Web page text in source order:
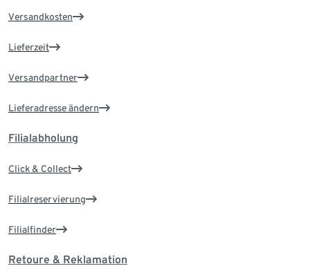
Versandkosten
Lieferzeit
Versandpartner
Lieferadresse ändern
Filialabholung
Click & Collect
Filialreservierung
Filialfinder
Retoure & Reklamation